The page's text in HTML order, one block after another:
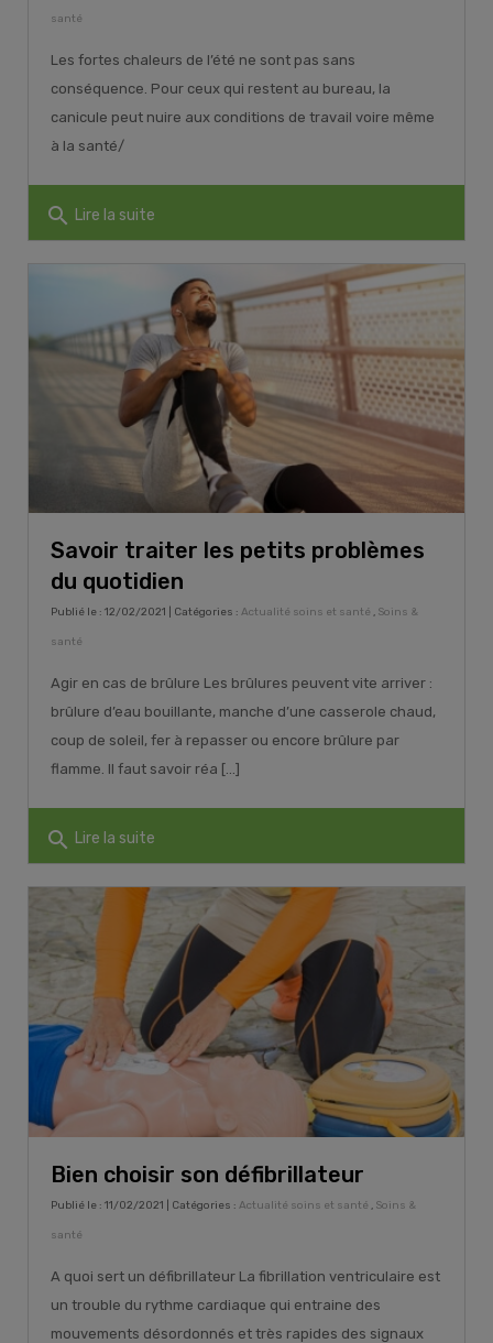
santé
Les fortes chaleurs de l’été ne sont pas sans
conséquence. Pour ceux qui restent au bureau, la
canicule peut nuire aux conditions de travail voire même
à la santé/
search Lire la suite
Savoir traiter les petits problèmes
du quotidien
Publié le : 12/02/2021 | Catégories : Actualité soins et santé , Soins &
santé
Agir en cas de brûlure Les brûlures peuvent vite arriver :
brûlure d’eau bouillante, manche d’une casserole chaud,
coup de soleil, fer à repasser ou encore brûlure par
flamme. Il faut savoir réa [...]
search Lire la suite
Bien choisir son défibrillateur
Publié le : 11/02/2021 | Catégories : Actualité soins et santé , Soins &
santé
A quoi sert un défibrillateur La fibrillation ventriculaire est
un trouble du rythme cardiaque qui entraine des
mouvements désordonnés et très rapides des signaux